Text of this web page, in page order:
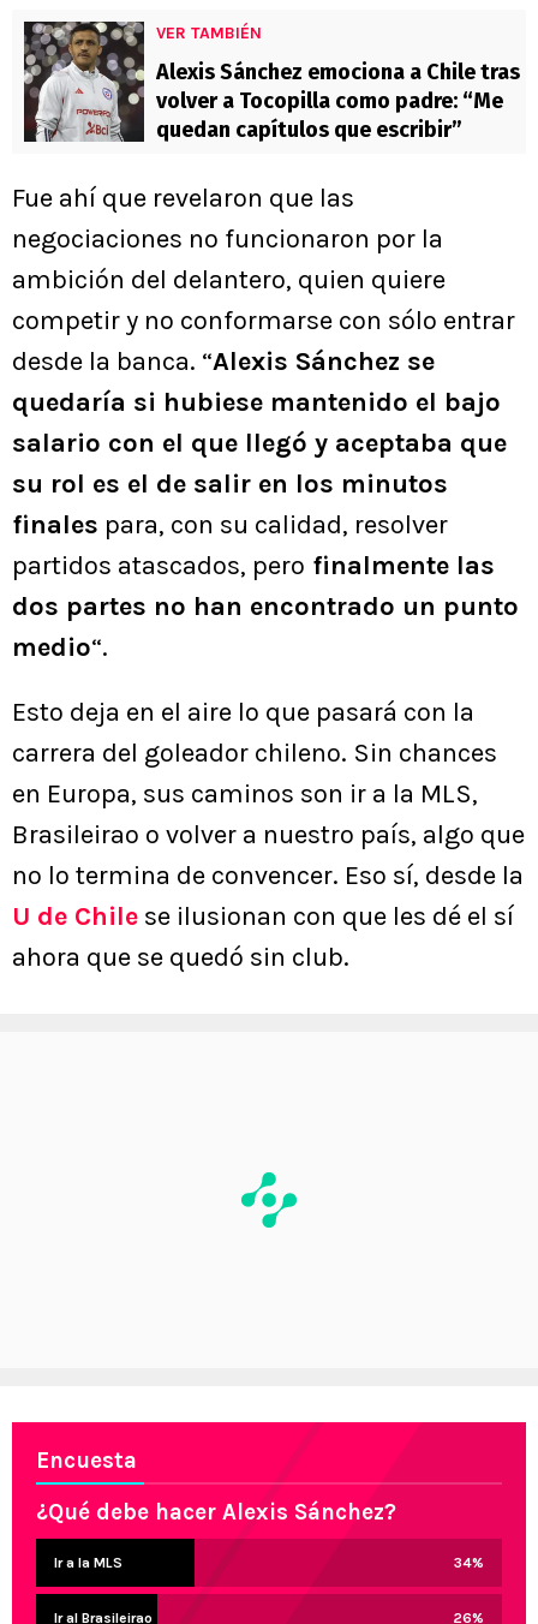
VER TAMBIÉN
Alexis Sánchez emociona a Chile tras
volver a Tocopilla como padre: “Me
quedan capítulos que escribir”
Fue ahí que revelaron que las
negociaciones no funcionaron por la
ambición del delantero, quien quiere
competir y no conformarse con sólo entrar
desde la banca. “Alexis Sánchez se
quedaría si hubiese mantenido el bajo
salario con el que llegó y aceptaba que
su rol es el de salir en los minutos
finales para, con su calidad, resolver
partidos atascados, pero finalmente las
dos partes no han encontrado un punto
medio“.
Esto deja en el aire lo que pasará con la
carrera del goleador chileno. Sin chances
en Europa, sus caminos son ir a la MLS,
Brasileirao o volver a nuestro país, algo que
no lo termina de convencer. Eso sí, desde la
U de Chile se ilusionan con que les dé el sí
ahora que se quedó sin club.
Encuesta
¿Qué debe hacer Alexis Sánchez?
Ir a la MLS 34%
Ir al Brasileirao 26%